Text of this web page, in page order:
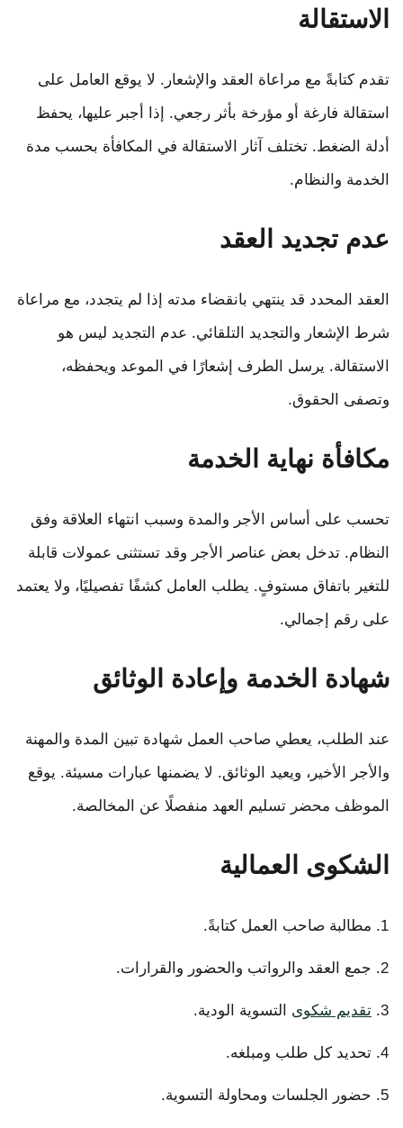
الاستقالة
تقدم كتابةً مع مراعاة العقد والإشعار. لا يوقع العامل على
استقالة فارغة أو مؤرخة بأثر رجعي. إذا أجبر عليها، يحفظ
أدلة الضغط. تختلف آثار الاستقالة في المكافأة بحسب مدة
الخدمة والنظام.
عدم تجديد العقد
العقد المحدد قد ينتهي بانقضاء مدته إذا لم يتجدد، مع مراعاة
شرط الإشعار والتجديد التلقائي. عدم التجديد ليس هو
الاستقالة. يرسل الطرف إشعارًا في الموعد ويحفظه،
وتصفى الحقوق.
مكافأة نهاية الخدمة
تحسب على أساس الأجر والمدة وسبب انتهاء العلاقة وفق
النظام. تدخل بعض عناصر الأجر وقد تستثنى عمولات قابلة
للتغير باتفاق مستوفٍ. يطلب العامل كشفًا تفصيليًا، ولا يعتمد
على رقم إجمالي.
شهادة الخدمة وإعادة الوثائق
عند الطلب، يعطي صاحب العمل شهادة تبين المدة والمهنة
والأجر الأخير، ويعيد الوثائق. لا يضمنها عبارات مسيئة. يوقع
الموظف محضر تسليم العهد منفصلًا عن المخالصة.
الشكوى العمالية
مطالبة صاحب العمل كتابةً.
جمع العقد والرواتب والحضور والقرارات.
تقديم شكوى التسوية الودية.
تحديد كل طلب ومبلغه.
حضور الجلسات ومحاولة التسوية.